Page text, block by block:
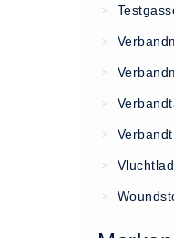
AED apparaten (11)
AED batterijen (12)
AED binnen - buiten
AED elektroden (18)
AED tassen (14)
>
>
>
>
>
>
>